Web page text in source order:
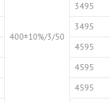
400±10%/3/50
3495
3495
4595
4595
4595